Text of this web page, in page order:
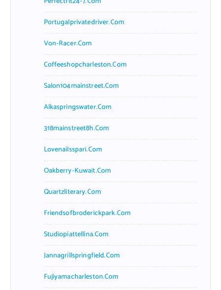
Portugalprivatedriver.com
Von-Racer.com
Coffeeshopcharleston.com
Salon104mainstreet.com
Alkaspringswater.com
318mainstreet8h.com
Lovenailsspari.com
Oakberry-Kuwait.com
Quartzliterary.com
Friendsofbroderickpark.com
Studiopiattellina.com
Jannagrillspringfield.com
Fujiyamacharleston.com